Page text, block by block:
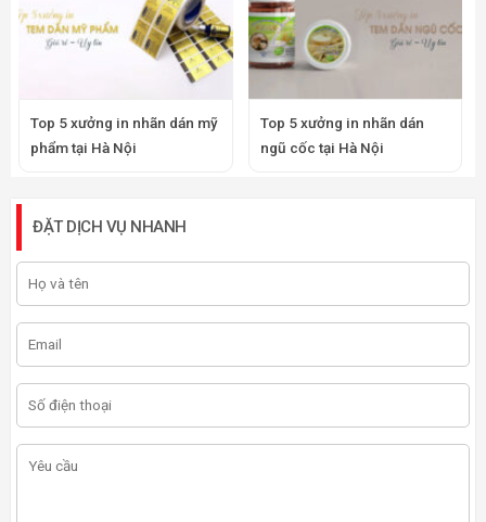
Top 5 xưởng in nhãn dán mỹ
phẩm tại Hà Nội
Top 5 xưởng in nhãn dán
ngũ cốc tại Hà Nội
ĐẶT DỊCH VỤ NHANH